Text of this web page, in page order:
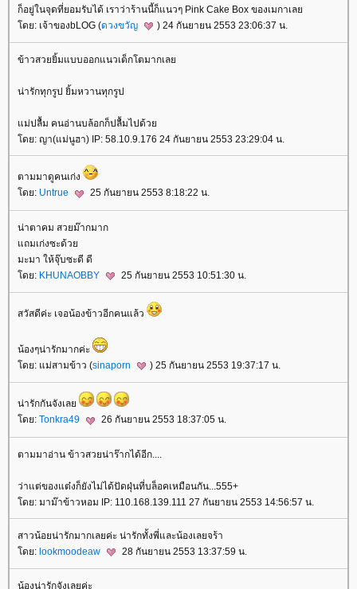
ก็อยู่ในจุดที่ยอมรับได้ เราว่าร้านนี้ก็แนวๆ Pink Cake Box ของเมกาเล
ดย: เจ้าของbLOG (ดวงขวัญ ) 24 กันยายน 2553 23:06:37 น.
ข้าวสวยยิ้มแบบออกแนวเด็กโตมากเล
น่ารักทุกรูป ยิ้มหวานทุกรูป
ม่ปลื้ม คนอ่านบล้อกก็ปลื้มไปด้ว
ดย: ญา(แม่นูฮา) IP: 58.10.9.176 24 กันยายน 2553 23:29:04 น.
ตามมาดูคนเก่ง
ดย: Untrue 25 กันยายน 2553 8:18:22 น.
น่าตาคม สวยม๊ากมาก
ถมเก่งซะด้ว
มะมา ให้จุ๊บซะดี ดี
ดย: KHUNAOBBY 25 กันยายน 2553 10:51:30 น.
สวัสดีค่ะ เจอน้องข้าวอีกคนแล้ว
น้องๆน่ารักมากค่ะ
ดย: แม่สามข้าว (sinaporn ) 25 กันยายน 2553 19:37:17 น.
น่ารักกันจังเล
ดย: Tonkra49 26 กันยายน 2553 18:37:05 น.
ตามมาอ่าน ข้าวสวยน่าร๊ากได้อีก....
ว่าแต่ของแต๋งก็ยังไม่ได้ปัดฝุ่นที่บล็อคเหมือนกัน...555+
ดย: มาม๊าข้าวหอม IP: 110.168.139.111 27 กันยายน 2553 14:56:57 น.
สาวน้อยน่ารักมากเลยค่ะ น่ารักทั้งพี่และน้องเลยจร้า
ดย: lookmoodeaw 28 กันยายน 2553 13:37:59 น.
น้องน่ารักจังเลยค่ะ